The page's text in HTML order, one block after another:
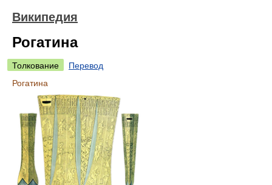
Википедия
Рогатина
Толкование
Перевод
Рогатина